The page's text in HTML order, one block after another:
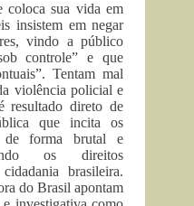
coloca sua vida em
insistem em negar
vindo a público
controle” e que
Tentam mal
violência policial e
resultado direto de
que incita os
de forma brutal e
os direitos
brasileira.
do Brasil apontam